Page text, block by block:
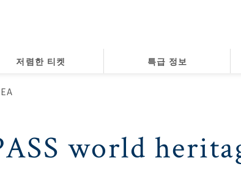
저렴한 티켓 특급 정보
world